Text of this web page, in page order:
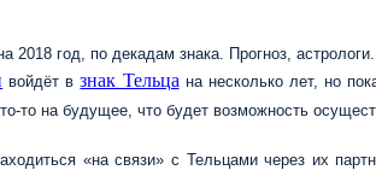
войдёт взнак Тельца на несколько лет, но
то на будущее, что будет возможность
«на связи» с Тельцами через их